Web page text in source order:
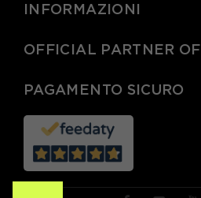
INFORMAZIONI
OFFICIAL PARTNER OF
PAGAMENTO SICURO